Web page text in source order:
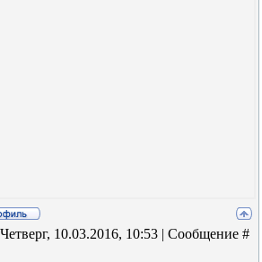
10.03.2016, 10:53 | Сообщение #